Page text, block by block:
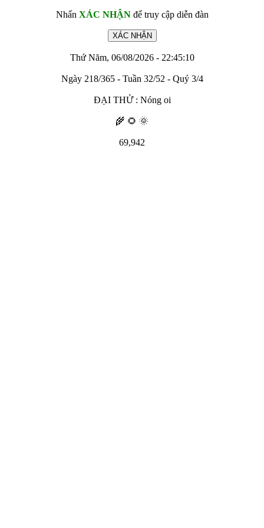
Nhấn XÁC NHẬNđể truy cập diễn đàn
Thứ Năm, 06/08/2026 - 22:45:10
Ngày 218/365 - Tuần 32/52 - Quý 3/4
ĐẠI THỬ : Nóng oi
🌾 🌻 🌞
69,942